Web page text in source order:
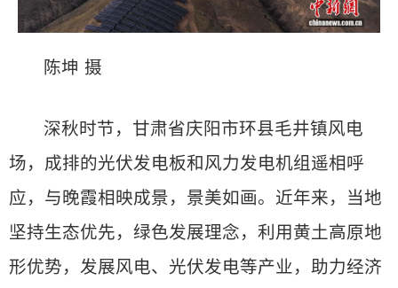
陈坤 摄
深秋时节，甘肃省庆阳市环县毛井镇风电
场，成排的光伏发电板和风力发电机组遥相呼
应，与晚霞相映成景，景美如画。近年来，当地
坚持生态优先，绿色发展理念，利用黄土高原地
形优势，发展风电、光伏发电等产业，助力经济